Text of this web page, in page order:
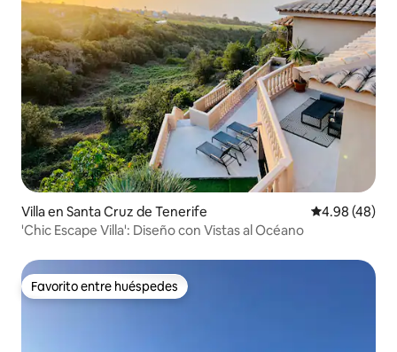
Villa en Santa Cruz de Tenerife Calificación
4.98 (48)
'Chic Escape Villa': Diseño con Vistas al Océano
Favorito entre huéspedes
Favorito entre huéspedes